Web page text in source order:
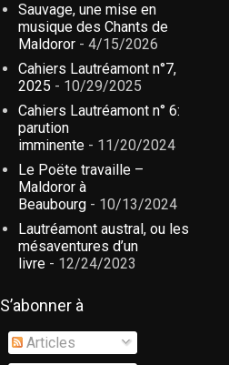
Sauvage, une mise en
musique des Chants de
Maldoror - 4/15/2026
Cahiers Lautréamont n°7,
2025 - 10/29/2025
Cahiers Lautréamont n° 6:
parution
imminente - 11/20/2024
Le Poëte travaille –
Maldoror à
Beaubourg - 10/13/2024
Lautréamont austral, ou les
mésaventures d’un
livre - 12/24/2023
S’abonner à
Articles